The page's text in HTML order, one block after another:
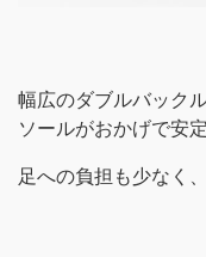
幅広のダブルバック
ソールがおかげで安
足への負担も少なく